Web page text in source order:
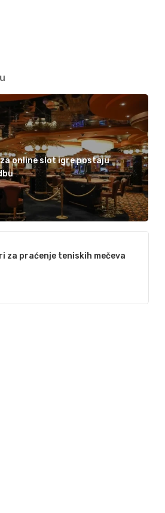
online slot igre postaju
za praćenje teniskih mečeva